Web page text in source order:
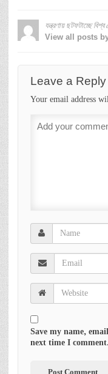
যন্ত্রণায় ছটফটাচ্ছে বিশ্ব
View all posts by
Leave a Reply
Your email address
Save my name,
next time I comment.